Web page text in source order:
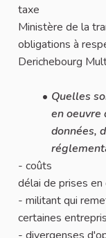
taxe
Ministère de la
obligations à
Derichebourg
Quelles
en oeuvre
données,
- coûts
délai de prises
- militant qui
certaines
- divergenses